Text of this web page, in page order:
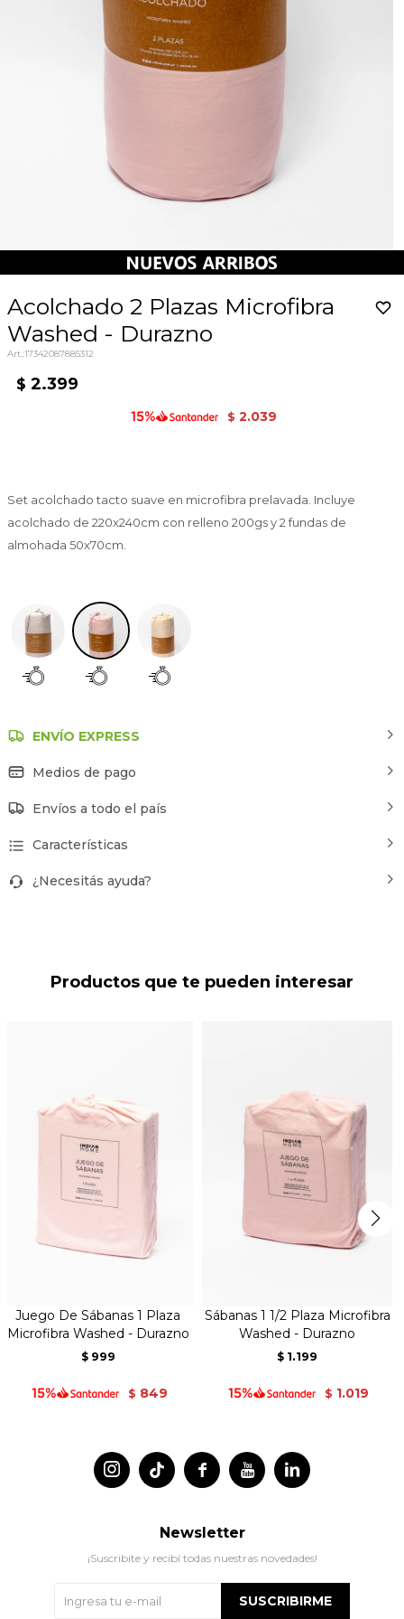
Acolchado 2 Plazas Microfibra
Washed - Durazno
17342087885312
$ 2.399
$ 2.039
Set acolchado tacto suave en microfibra prelavada. Incluye
acolchado de 220x240cm con relleno 200gs y 2 fundas de
almohada 50x70cm.
ENVÍO EXPRESS
Medios de pago
Envíos a todo el país
Características
¿Necesitás ayuda?
Productos que te pueden interesar
Juego De Sábanas 1 Plaza
Microfibra Washed - Durazno
$ 999
$ 849
Sábanas 1 1/2 Plaza Microfibra
Washed - Durazno
$ 1.199
$ 1.019
 
 
Newsletter
¡Suscribite y recibí todas nuestras novedades!
SUSCRIBIRME